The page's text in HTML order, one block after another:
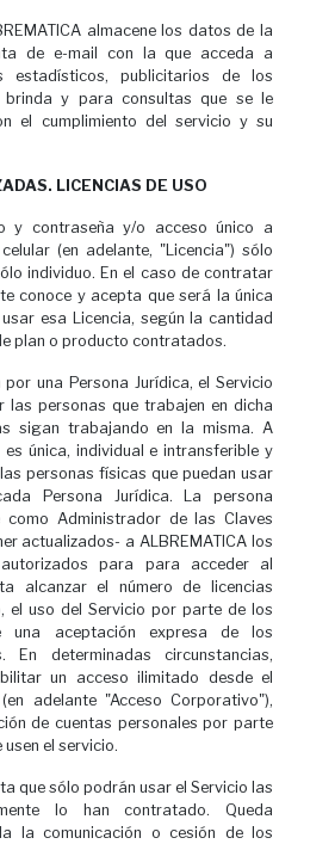
almacene los datos de la
de e-mail con la que acceda a
estadísticos, publicitarios de los
brinda y para consultas que se le
el cumplimiento del servicio y su
LICENCIAS DE USO
y contraseña y/o acceso único a
(en adelante, "Licencia") sólo
individuo. En el caso de contratar
conoce y acepta que será la única
esa Licencia, según la cantidad
plan o producto contratados.
una Persona Jurídica, el Servicio
personas que trabajen en dicha
sigan trabajando en la misma. A
única, individual e intransferible y
personas físicas que puedan usar
Persona Jurídica. La persona
Administrador de las Claves
actualizados- a ALBREMATICA los
para para acceder al
alcanzar el número de licencias
el uso del Servicio por parte de los
una aceptación expresa de los
En determinadas circunstancias,
un acceso ilimitado desde el
adelante "Acceso Corporativo"),
de cuentas personales por parte
el servicio.
que sólo podrán usar el Servicio las
lo han contratado. Queda
la comunicación o cesión de los